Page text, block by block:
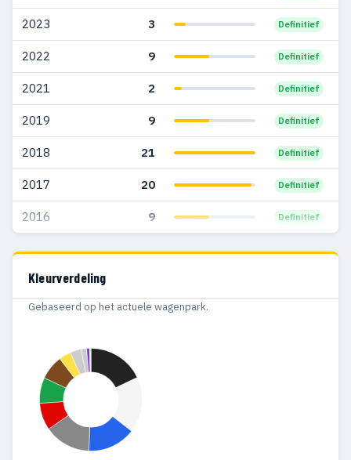
2004 65 17
2003 37 10
2002 22 16
2001 30 14
2000 26 13
1999 22 8
1998 28 13
1997 19 12
1995 14 11
21
1992
1991 4
2023 3 Definitief
2022 9 Definitief
2021 2 Definitief
2019 9 Definitief
2018 21 Definitief
2017 20 Definitief
2016 9 Definitief
Kleurverdeling
Gebaseerd op het actuele wagenpark.